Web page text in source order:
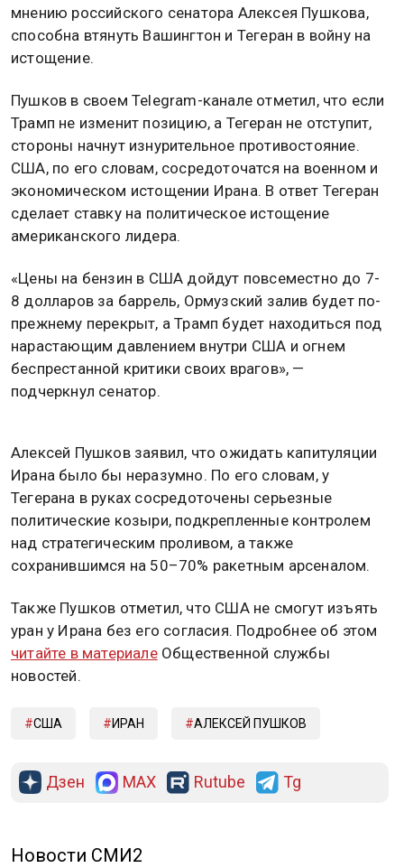
мнению российского сенатора Алексея Пушкова,
способна втянуть Вашингтон и Тегеран в войну на
истощение.
Пушков в своем Telegram-канале отметил, что если
Трамп не изменит позицию, а Тегеран не отступит,
стороны начнут изнурительное противостояние.
США, по его словам, сосредоточатся на военном и
экономическом истощении Ирана. В ответ Тегеран
сделает ставку на политическое истощение
американского лидера.
«Цены на бензин в США дойдут повсеместно до 7-
8 долларов за баррель, Ормузский залив будет по-
прежнему перекрыт, а Трамп будет находиться под
нарастающим давлением внутри США и огнем
беспрестанной критики своих врагов», —
подчеркнул сенатор.
Алексей Пушков заявил, что ожидать капитуляции
Ирана было бы неразумно. По его словам, у
Тегерана в руках сосредоточены серьезные
политические козыри, подкрепленные контролем
над стратегическим проливом, а также
сохранившимся на 50–70% ракетным арсеналом.
Также Пушков отметил, что США не смогут изъять
уран у Ирана без его согласия. Подробнее об этом
читайте в материалеОбщественной службы
новостей.
США ИРАН АЛЕКСЕЙ ПУШКОВ
Дзен MAX Rutube Tg
Новости СМИ2